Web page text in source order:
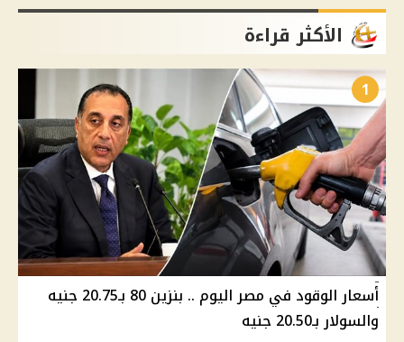
الأكثر قراءة
1
أسعار الوقود في مصر اليوم .. بنزين 80 بـ20.75 جنيه
والسولار بـ20.50 جنيه